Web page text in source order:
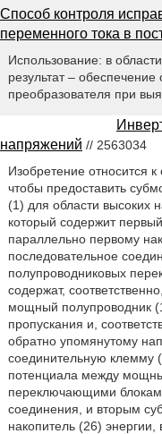
Способ контроля
переменного тока в
Использование: в
результат –
преобразователя при
напряжений // 2563034
Изобретение относится к
чтобы предоставить
(1) для области высоких
который содержит
параллельно первому
последовательное
полупроводниковых
содержат,
мощный полупроводник
пропускания и,
обратно упомянутому
соединительную клемму
потенциала между
переключающими
соединения, и вторым
накопитель (26)